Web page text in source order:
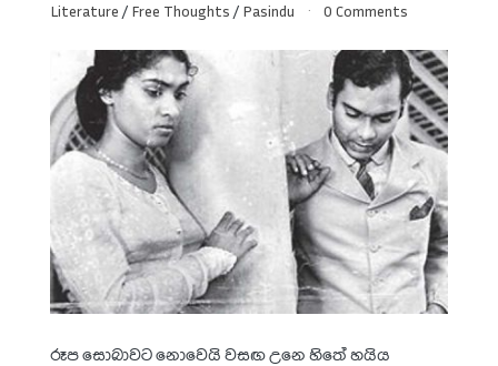
Literature / Free Thoughts / Pasindu 0 Comments
රූප සොබාවට නොවෙයි වසඟ උනෙ හිතේ හයිය